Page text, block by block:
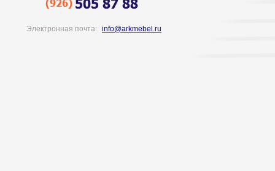
Электронная почта: info@arkmebel.ru